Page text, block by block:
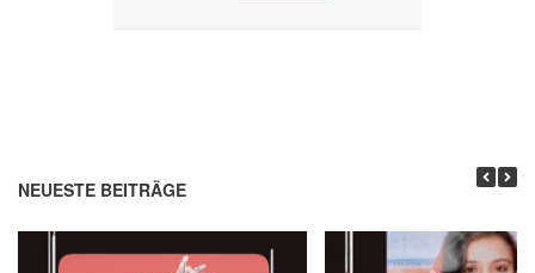
NEUESTE BEITRÄGE